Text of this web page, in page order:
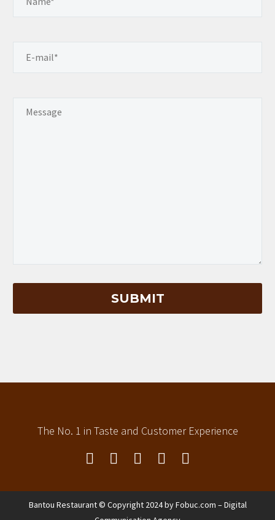
The No. 1 in Taste and Customer Experience
Bantou Restaurant © Copyright 2024 byFobuc.com – Digital